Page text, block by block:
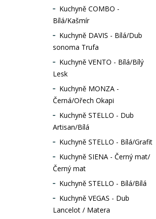
Kuchyně COMBO -
Bílá/Kašmír
Kuchyně DAVIS - Bílá/Dub
sonoma Trufa
Kuchyně VENTO - Bílá/Bílý
Lesk
Kuchyně MONZA -
Černá/Ořech Okapi
Kuchyně STELLO - Dub
Artisan/Bílá
Kuchyně STELLO - Bílá/Grafit
Kuchyně SIENA - Černý mat/
Černý mat
Kuchyně STELLO - Bílá/Bílá
Kuchyně VEGAS - Dub
Lancelot / Matera